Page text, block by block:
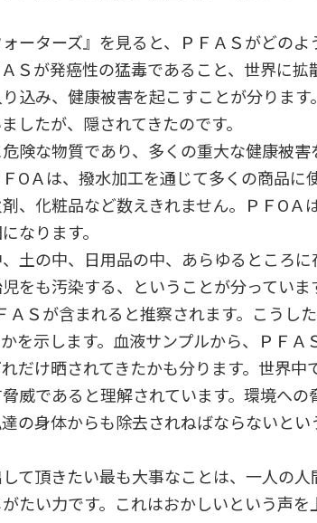
ーターズ』を見ると、ＰＦＡＳがどのよ
Ｓが発癌性の猛毒であること、世界に
込み、健康被害を起こすことが分ります
したが、隠されてきたのです。
険な物質であり、多くの重大な健康被害
ОＡは、撥水加工を通じて多くの商品に
、化粧品など数えきれません。ＰＦОＡ
なります。
土の中、日用品の中、あらゆるところに
をも汚染する、ということが分ってい
ＡＳが含まれると推察されます。こうし
を示します。血液サンプルから、ＰＦＡ
だけ晒されてきたかも分ります。世界中
威であると理解されています。環境への
の身体からも除去されねばならないと
て頂きたい最も大事なことは、一人の人
たい力です。これはおかしいという声